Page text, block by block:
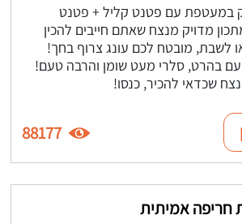
במעטפת עם פטנט קליל + פטנט
מדויק מנצח שאתם חייבים להכין
לשבת, מובטח לכם עונג צרוף בחך!
בהרט, סלרי מעט שומן והרבה טעם!
שכדאי להכיר, כנסו!
88177
חריפה אמיתית